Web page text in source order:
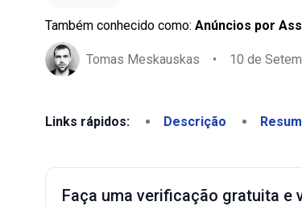
Também conhecido como: Anúncios por
Tomas Meskauskas • 10 de
Links rápidos: Descrição
Faça uma verificação gratuita